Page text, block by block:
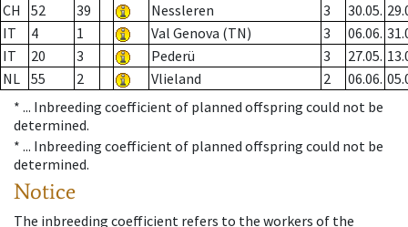
CH
52 39 Nessleren 3 30.05.
IT
4 1 Val Genova (TN) 3 06.06.
IT
20 3 Pederü 3 27.05.
NL 55 2 Vlieland 2 06.06.
* ... Inbreeding coefficient of planned offspring could not be
determined.
* ... Inbreeding coefficient of planned offspring could not be
determined.
Notice
The inbreeding coefficient refers to the workers of the